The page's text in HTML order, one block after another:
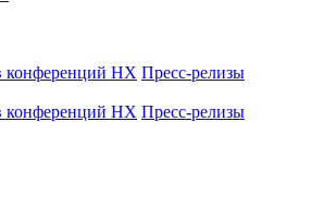
конференций НХ Пресс-релизы
конференций НХ Пресс-релизы